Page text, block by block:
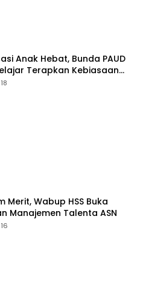
Anak Hebat, Bunda PAUD
Terapkan Kebiasaan
18
Merit, Wabup HSS Buka
Manajemen Talenta ASN
16